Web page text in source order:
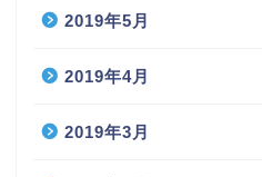
2019年5月
2019年4月
2019年3月